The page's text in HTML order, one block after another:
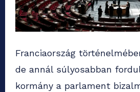
Franciaország
de annál súlyosabban
kormány a parlament